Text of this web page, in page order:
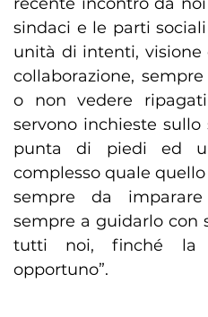
sindaci e le parti
unità di intenti,
collaborazione,
o non vedere
servono inchieste
punta di piedi ed
complesso quale quello
sempre da
sempre a guidarlo con
tutti noi, finché la
opportuno”.